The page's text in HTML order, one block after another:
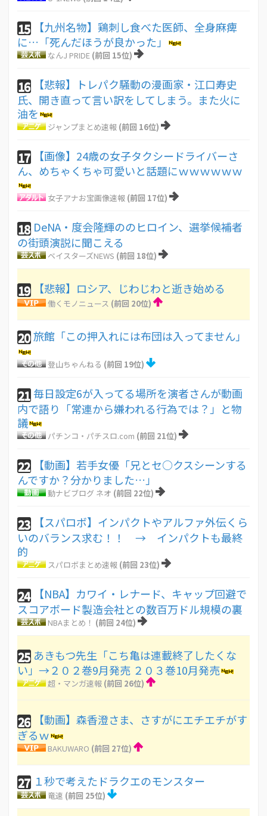
15
【九州名物】鶏刺し食べた医師、全身麻痺
に…「死んだほうが良かった」
なんJ PRIDE (前回 15位)
16
【悲報】トレパク騒動の漫画家・江口寿史
氏、開き直って言い訳をしてしまう。また火に
油を
ジャンプまとめ速報 (前回 16位)
17
【画像】24歳の女子タクシードライバーさ
ん、めちゃくちゃ可愛いと話題にｗｗｗｗｗｗ
女子アナお宝画像速報 (前回 17位)
18 DeNA・度会隆輝ののヒロイン、選挙候補者
の街頭演説に聞こえる
ベイスターズNEWS (前回 18位)
19 【悲報】ロシア、じわじわと逝き始める
働くモノニュース (前回 20位)
20旅館「この押入れには布団は入ってません」
登山ちゃんねる (前回 19位)
21毎日設定6が入ってる場所を演者さんが動画
内で語り「常連から嫌われる行為では？」と物
議
パチンコ・パチスロ.com (前回 21位)
22
【動画】若手女優「兄とセ○クスシーンする
んですか？分かりました…」
動ナビブログ ネオ (前回 22位)
23
【スパロボ】インパクトやアルファ外伝くら
いのバランス求む！！ → インパクトも最終
的
スパロボまとめ速報 (前回 23位)
24
【NBA】カワイ・レナード、キャップ回避で
スコアボード製造会社との数百万ドル規模の裏
NBAまとめ！ (前回 24位)
25 あきもつ先生「こち亀は連載終了したくな
い」→２０２巻9月発売 ２０３巻10月発売
超・マンガ速報 (前回 26位)
26
【動画】森香澄さま、さすがにエチエチがす
ぎるｗ
BAKUWARO (前回 27位)
27 １秒で考えたドラクエのモンスター
竜速 (前回 25位)